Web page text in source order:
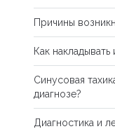
Причины
Как
Синусовая
диагнозе?
Диагностика и